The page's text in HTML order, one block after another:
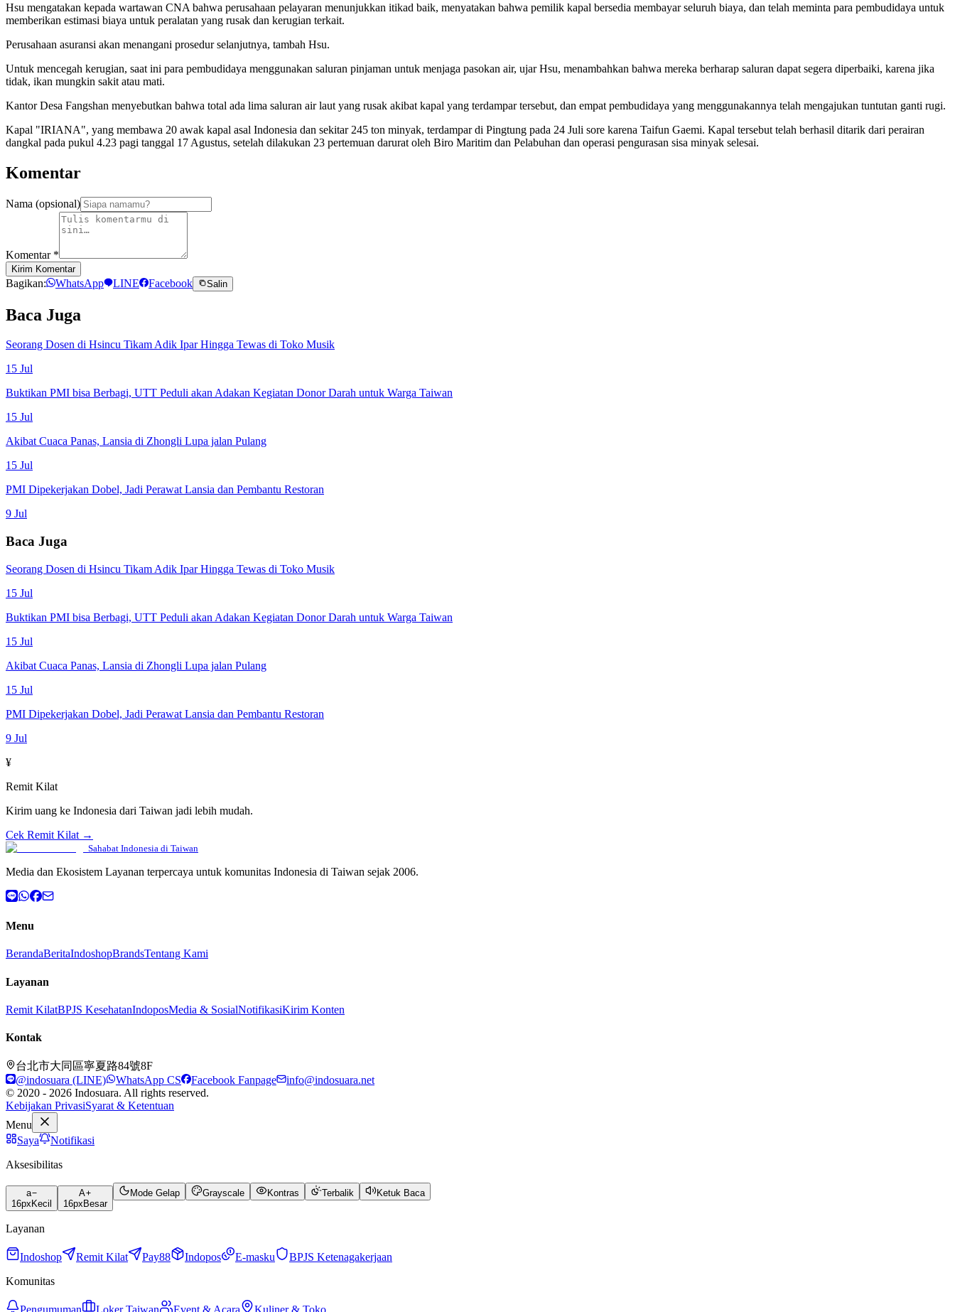
Hsu mengatakan kepada wartawan CNA bahwa perusahaan pelayaran menunjukkan itikad baik, menyatakan bahwa pemilik kapal bersedia membayar seluruh biaya, dan telah meminta para pembudidaya untuk
memberikan estimasi biaya untuk peralatan yang rusak dan kerugian terkait.
Perusahaan asuransi akan menangani prosedur selanjutnya, tambah Hsu.
Untuk mencegah kerugian, saat ini para pembudidaya menggunakan saluran pinjaman untuk menjaga pasokan air, ujar Hsu, menambahkan bahwa mereka berharap saluran dapat segera diperbaiki, karena jika
tidak, ikan mungkin sakit atau mati.
Kantor Desa Fangshan menyebutkan bahwa total ada lima saluran air laut yang rusak akibat kapal yang terdampar tersebut, dan empat pembudidaya yang menggunakannya telah mengajukan tuntutan ganti rugi.
Kapal "IRIANA", yang membawa 20 awak kapal asal Indonesia dan sekitar 245 ton minyak, terdampar di Pingtung pada 24 Juli sore karena Taifun Gaemi. Kapal tersebut telah berhasil ditarik dari perairan
dangkal pada pukul 4.23 pagi tanggal 17 Agustus, setelah dilakukan 23 pertemuan darurat oleh Biro Maritim dan Pelabuhan dan operasi pengurasan sisa minyak selesai.
Komentar
Nama (opsional)
Komentar *
Kirim Komentar
Bagikan: WhatsApp LINE Facebook Salin
Baca Juga
Seorang Dosen di Hsincu Tikam Adik Ipar Hingga Tewas di Toko Musik
15 Jul
Buktikan PMI bisa Berbagi, UTT Peduli akan Adakan Kegiatan Donor Darah untuk Warga Taiwan
15 Jul
Akibat Cuaca Panas, Lansia di Zhongli Lupa jalan Pulang
15 Jul
PMI Dipekerjakan Dobel, Jadi Perawat Lansia dan Pembantu Restoran
9 Jul
Baca Juga
Seorang Dosen di Hsincu Tikam Adik Ipar Hingga Tewas di Toko Musik
15 Jul
Buktikan PMI bisa Berbagi, UTT Peduli akan Adakan Kegiatan Donor Darah untuk Warga Taiwan
15 Jul
Akibat Cuaca Panas, Lansia di Zhongli Lupa jalan Pulang
15 Jul
PMI Dipekerjakan Dobel, Jadi Perawat Lansia dan Pembantu Restoran
9 Jul
¥
Remit Kilat
Kirim uang ke Indonesia dari Taiwan jadi lebih mudah.
Cek Remit Kilat →
Sahabat Indonesia di Taiwan
Media dan Ekosistem Layanan terpercaya untuk komunitas Indonesia di Taiwan sejak 2006.
Menu
BerandaBeritaIndoshopBrandsTentang Kami
Layanan
Remit KilatBPJS KesehatanIndoposMedia & SosialNotifikasiKirim Konten
Kontak
台北市大同區寧夏路84號8F
@indosuara (LINE)
WhatsApp CS Facebook Fanpage
info@indosuara.net
© 2020 - 2026 Indosuara. All rights reserved.
Kebijakan PrivasiSyarat & Ketentuan
Menu
Saya
Notifikasi
Aksesibilitas
a
16px Kecil
A
16px Besar
Mode Gelap Grayscale Kontras Terbalik Ketuk Baca
Layanan
Indoshop Remit Kilat Pay88 Indopos E-masku
BPJS Ketenagakerjaan
Komunitas